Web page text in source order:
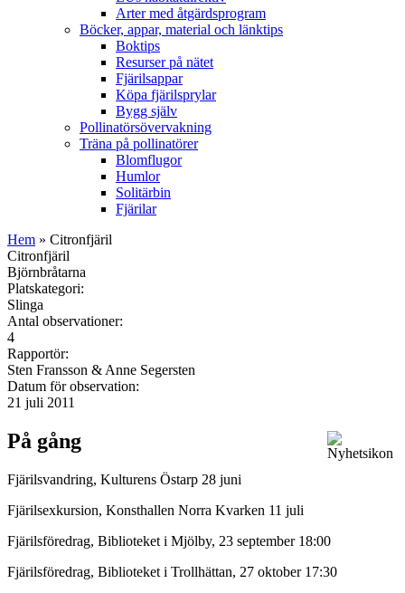
Arter med åtgärdsprogram
Böcker, appar, material och länktips
Boktips
Resurser på nätet
Fjärilsappar
Köpa fjärilsprylar
Bygg själv
Pollinatörsövervakning
Träna på pollinatörer
Blomflugor
Humlor
Solitärbin
Fjärilar
Hem » Citronfjäril
Citronfjäril
Björnbråtarna
Platskategori:
Slinga
Antal observationer:
4
Rapportör:
Sten Fransson & Anne Segersten
Datum för observation:
21 juli 2011
På gång
Fjärilsvandring, Kulturens Östarp 28 juni
Fjärilsexkursion, Konsthallen Norra Kvarken 11 juli
Fjärilsföredrag, Biblioteket i Mjölby, 23 september 18:00
Fjärilsföredrag, Biblioteket i Trollhättan, 27 oktober 17:30